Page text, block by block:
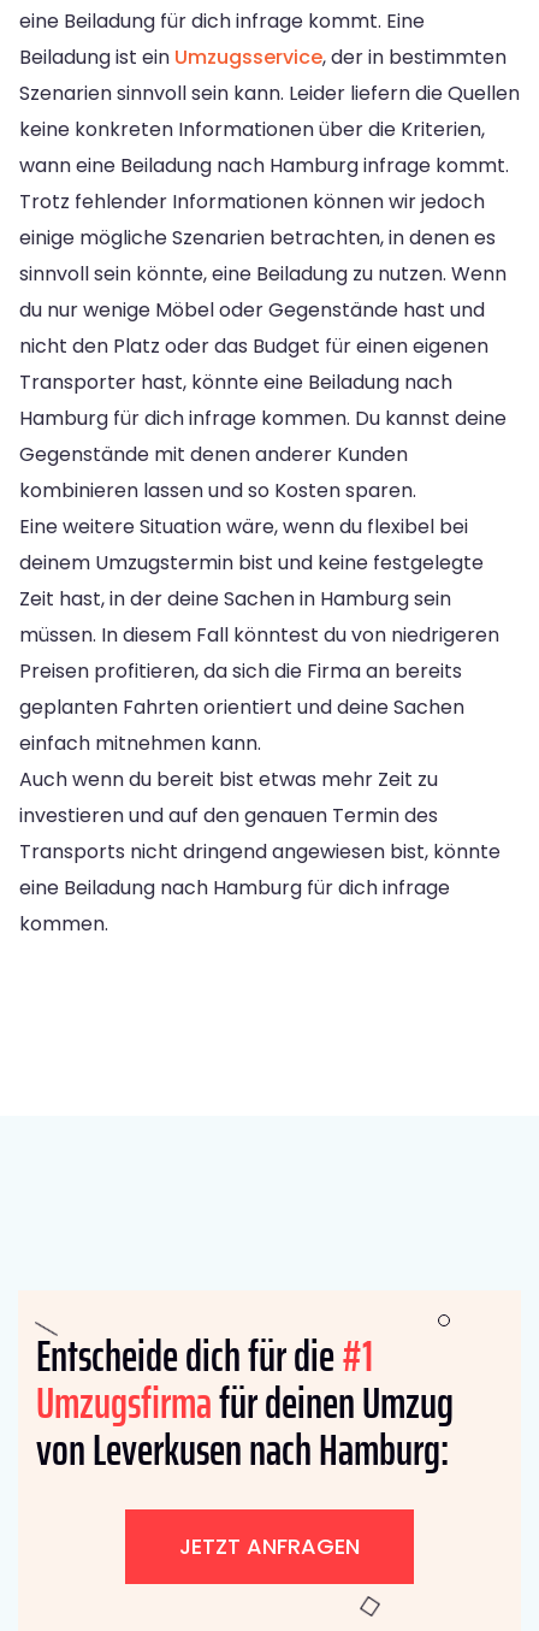
eine Beiladung für dich infrage kommt. Eine
Beiladung ist ein Umzugsservice, der in bestimmten
Szenarien sinnvoll sein kann. Leider liefern die Quellen
keine konkreten Informationen über die Kriterien,
wann eine Beiladung nach Hamburg infrage kommt.
Trotz fehlender Informationen können wir jedoch
einige mögliche Szenarien betrachten, in denen es
sinnvoll sein könnte, eine Beiladung zu nutzen. Wenn
du nur wenige Möbel oder Gegenstände hast und
nicht den Platz oder das Budget für einen eigenen
Transporter hast, könnte eine Beiladung nach
Hamburg für dich infrage kommen. Du kannst deine
Gegenstände mit denen anderer Kunden
kombinieren lassen und so Kosten sparen.
Eine weitere Situation wäre, wenn du flexibel bei
deinem Umzugstermin bist und keine festgelegte
Zeit hast, in der deine Sachen in Hamburg sein
müssen. In diesem Fall könntest du von niedrigeren
Preisen profitieren, da sich die Firma an bereits
geplanten Fahrten orientiert und deine Sachen
einfach mitnehmen kann.
Auch wenn du bereit bist etwas mehr Zeit zu
investieren und auf den genauen Termin des
Transports nicht dringend angewiesen bist, könnte
eine Beiladung nach Hamburg für dich infrage
kommen.
Entscheide dich für die#1
Umzugsfirmafür deinen Umzug
von Leverkusen nach Hamburg:
JETZT ANFRAGEN